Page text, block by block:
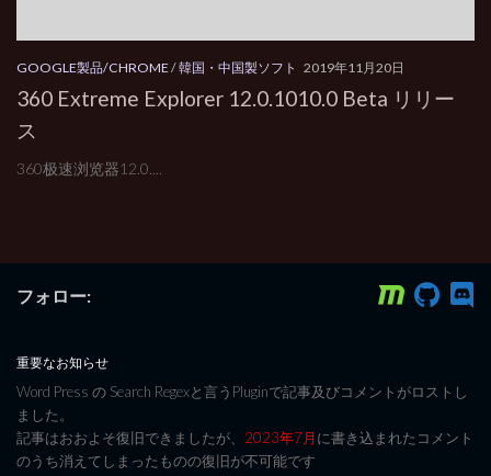
GOOGLE製品/CHROME/韓国・中国製ソフト 2019年11月20日
360 Extreme Explorer 12.0.1010.0 Beta リリー
ス
360极速浏览器12.0....
フォロー:
重要なお知らせ
Word Press の Search Regexと言うPluginで記事及びコメントがロストし
ました。
記事はおおよそ復旧できましたが、 2023年7月に書き込まれたコメント
のうち消えてしまったものの復旧が不可能です